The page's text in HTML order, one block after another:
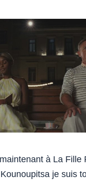
à La Fille
je suis